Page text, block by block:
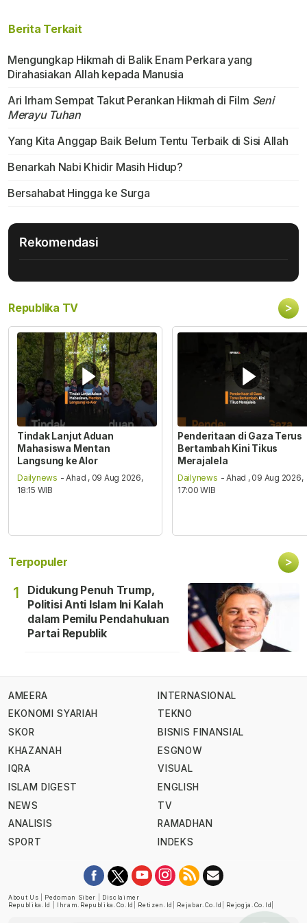
Berita Terkait
Mengungkap Hikmah di Balik Enam Perkara yang
Dirahasiakan Allah kepada Manusia
Ari Irham Sempat Takut Perankan Hikmah di Film Seni
Merayu Tuhan
Yang Kita Anggap Baik Belum Tentu Terbaik di Sisi Allah
Benarkah Nabi Khidir Masih Hidup?
Bersahabat Hingga ke Surga
Rekomendasi
Republika TV >
Tindak Lanjut Aduan
Mahasiswa Mentan
Langsung ke Alor
Dailynews - Ahad , 09 Aug 2026,
18:15 WIB
Penderitaan di Gaza Terus
Bertambah Kini Tikus
Merajalela
Dailynews - Ahad , 09 Aug 2026,
17:00 WIB
Terpopuler >
1
Didukung Penuh Trump,
Politisi Anti Islam Ini Kalah
dalam Pemilu Pendahuluan
Partai Republik
AMEERA
EKONOMI SYARIAH
SKOR
KHAZANAH
IQRA
ISLAM DIGEST
NEWS
ANALISIS
SPORT
INTERNASIONAL
TEKNO
BISNIS FINANSIAL
ESGNOW
VISUAL
ENGLISH
TV
RAMADHAN
INDEKS
About Us Pedoman Siber
Disclaimer
Republika.id
Ihram.republika.co.id Retizen.id Rejabar.co.id Rejogja.co.id